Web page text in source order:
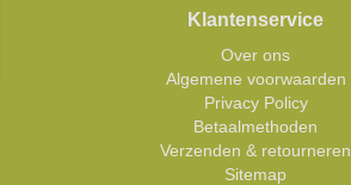
Klantenservice
Over ons
Algemene voorwaarden
Privacy Policy
Betaalmethoden
Verzenden & retourneren
Sitemap